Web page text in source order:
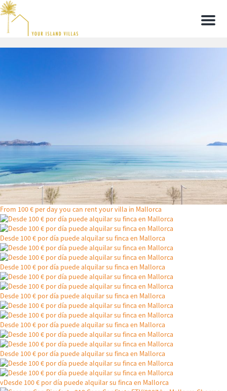
Menu
From 100 € per day you can rent your villa in Mallorca
Desde 100 € por día puede alquilar su finca en Mallorca
Desde 100 € por día puede alquilar su finca en Mallorca
Desde 100 € por día puede alquilar su finca en Mallorca
Desde 100 € por día puede alquilar su finca en Mallorca
Desde 100 € por día puede alquilar su finca en Mallorca
vDesde 100 € por día puede alquilar su finca en Mallorca